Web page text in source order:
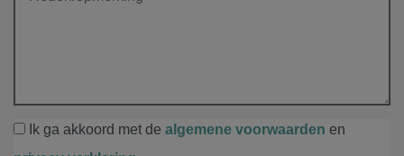
Ik ga akkoord met de algemene voorwaarden en